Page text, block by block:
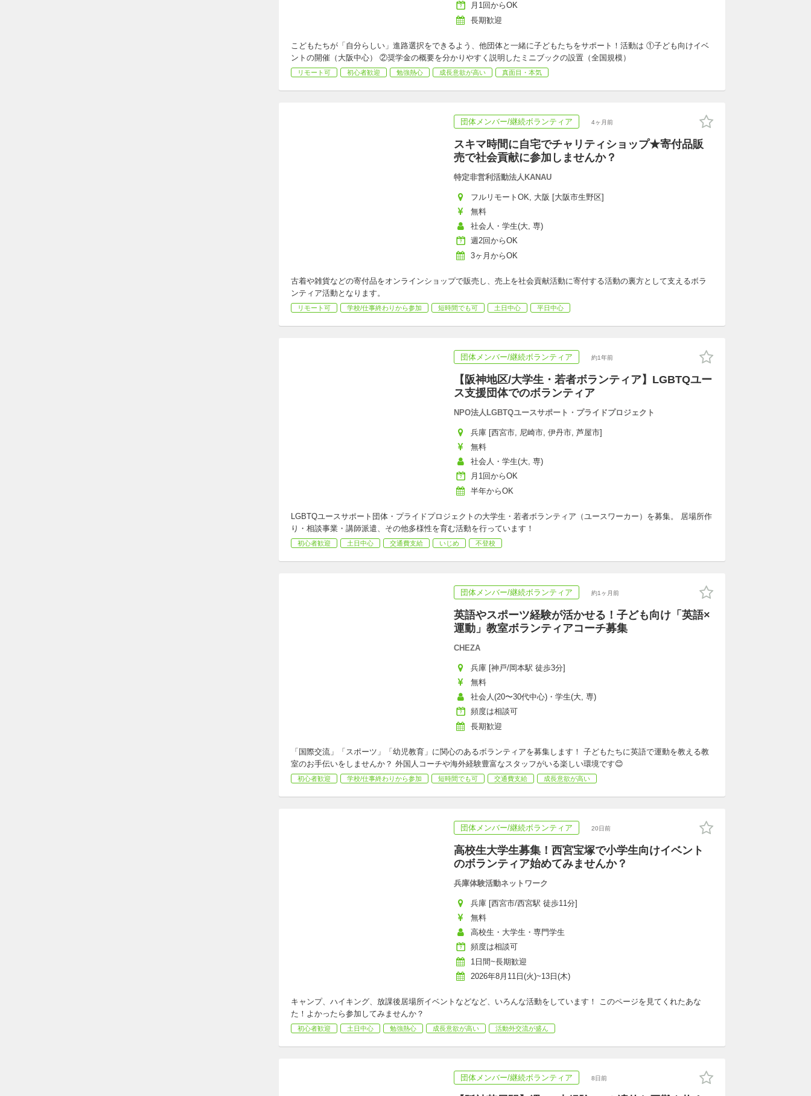
月1回からOK
長期歓迎
こどもたちが「自分らしい」進路選択をできるよう、他団体と一緒に子どもたちをサポート！活動は ①子ども向けイベ
ントの開催（大阪中心） ②奨学金の概要を分かりやすく説明したミニブックの設置（全国規模）
リモート可 初心者歓迎 勉強熱心 成長意欲が高い 真面目・本気
団体メンバー/継続ボランティア 4ヶ月前
スキマ時間に自宅でチャリティショップ★寄付品販
売で社会貢献に参加しませんか？
特定非営利活動法人KANAU
フルリモートOK, 大阪 [大阪市生野区]
無料
社会人・学生(大, 専)
週2回からOK
3ヶ月からOK
古着や雑貨などの寄付品をオンラインショップで販売し、売上を社会貢献活動に寄付する活動の裏方として支えるボラ
ンティア活動となります。
リモート可 学校/仕事終わりから参加 短時間でも可 土日中心 平日中心
団体メンバー/継続ボランティア 約1年前
【阪神地区/大学生・若者ボランティア】LGBTQユー
ス支援団体でのボランティア
NPO法人LGBTQユースサポート・プライドプロジェクト
兵庫 [西宮市, 尼崎市, 伊丹市, 芦屋市]
無料
社会人・学生(大, 専)
月1回からOK
半年からOK
LGBTQユースサポート団体・プライドプロジェクトの大学生・若者ボランティア（ユースワーカー）を募集。 居場所作
り・相談事業・講師派遣、その他多様性を育む活動を行っています！
初心者歓迎 土日中心 交通費支給 いじめ 不登校
団体メンバー/継続ボランティア 約1ヶ月前
英語やスポーツ経験が活かせる！子ども向け「英語×
運動」教室ボランティアコーチ募集
CHEZA
兵庫 [神戸/岡本駅 徒歩3分]
無料
社会人(20〜30代中心)・学生(大, 専)
頻度は相談可
長期歓迎
「国際交流」「スポーツ」「幼児教育」に関心のあるボランティアを募集します！ 子どもたちに英語で運動を教える教
室のお手伝いをしませんか？ 外国人コーチや海外経験豊富なスタッフがいる楽しい環境です😊
初心者歓迎 学校/仕事終わりから参加 短時間でも可 交通費支給 成長意欲が高い
団体メンバー/継続ボランティア 20日前
高校生大学生募集！西宮宝塚で小学生向けイベント
のボランティア始めてみませんか？
兵庫体験活動ネットワーク
兵庫 [西宮市/西宮駅 徒歩11分]
無料
高校生・大学生・専門学生
頻度は相談可
1日間~長期歓迎
2026年8月11日(火)~13日(木)
キャンプ、ハイキング、放課後居場所イベントなどなど、いろんな活動をしています！ このページを見てくれたあな
た！よかったら参加してみませんか？
初心者歓迎 土日中心 勉強熱心 成長意欲が高い 活動外交流が盛ん
団体メンバー/継続ボランティア 8日前